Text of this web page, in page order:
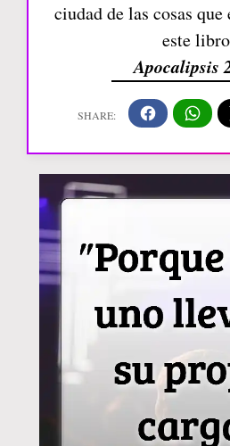
ciudad de las cosas que
este
Apocalipsis